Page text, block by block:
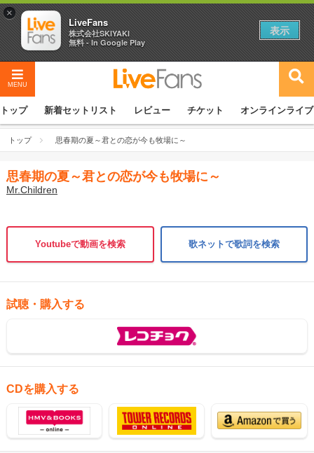
MENU
トップ 新着セットリスト レビュー チケット オンラインライブ
トップ 思春期の夏～君との恋が今も牧場に～
思春期の夏～君との恋が今も牧場に～
Mr.Children
Youtubeで動画を検索 歌ネットで歌詞を検索
試聴・購入する
CDを購入する
×
LiveFans
株式会社SKIYAKI
無料 - In Google Play
表示